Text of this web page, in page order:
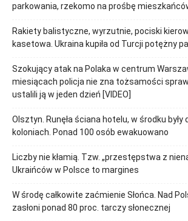
parkowania, rzekomo na prośbę
Rakiety balistyczne, wyrzutnie, pociski
kasetowa. Ukraina kupiła od Turcji potężny
Szokujący atak na Polaka w centrum
miesiącach policja nie zna tożsamości
ustalili ją w jeden dzień [VIDEO]
Olsztyn. Runęła ściana hotelu, w środku były
koloniach. Ponad 100 osób ewakuowano
Liczby nie kłamią. Tzw. „przestępstwa z
Ukraińców w Polsce to margines
W środę całkowite zaćmienie Słońca. Nad
zasłoni ponad 80 proc. tarczy słonecznej